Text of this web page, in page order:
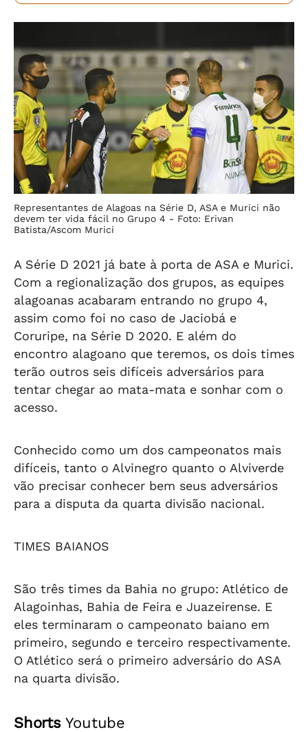
Representantes de Alagoas na Série D, ASA e Murici não
devem ter vida fácil no Grupo 4 - Foto: Erivan
Batista/Ascom Murici
A Série D 2021 já bate à porta de ASA e Murici.
Com a regionalização dos grupos, as equipes
alagoanas acabaram entrando no grupo 4,
assim como foi no caso de Jaciobá e
Coruripe, na Série D 2020. E além do
encontro alagoano que teremos, os dois times
terão outros seis difíceis adversários para
tentar chegar ao mata-mata e sonhar com o
acesso.
Conhecido como um dos campeonatos mais
difíceis, tanto o Alvinegro quanto o Alviverde
vão precisar conhecer bem seus adversários
para a disputa da quarta divisão nacional.
TIMES BAIANOS
São três times da Bahia no grupo: Atlético de
Alagoinhas, Bahia de Feira e Juazeirense. E
eles terminaram o campeonato baiano em
primeiro, segundo e terceiro respectivamente.
O Atlético será o primeiro adversário do ASA
na quarta divisão.
ShortsYoutube